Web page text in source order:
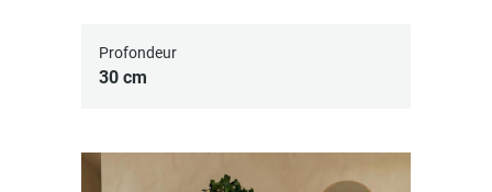
Profondeur
30 cm